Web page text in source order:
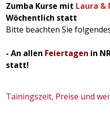
Zumba Kurse mit Laura &
Wöchentlich statt
Bitte beachten Sie
- An allen Feiertagen in
statt!
Tainingszeit, Preise und